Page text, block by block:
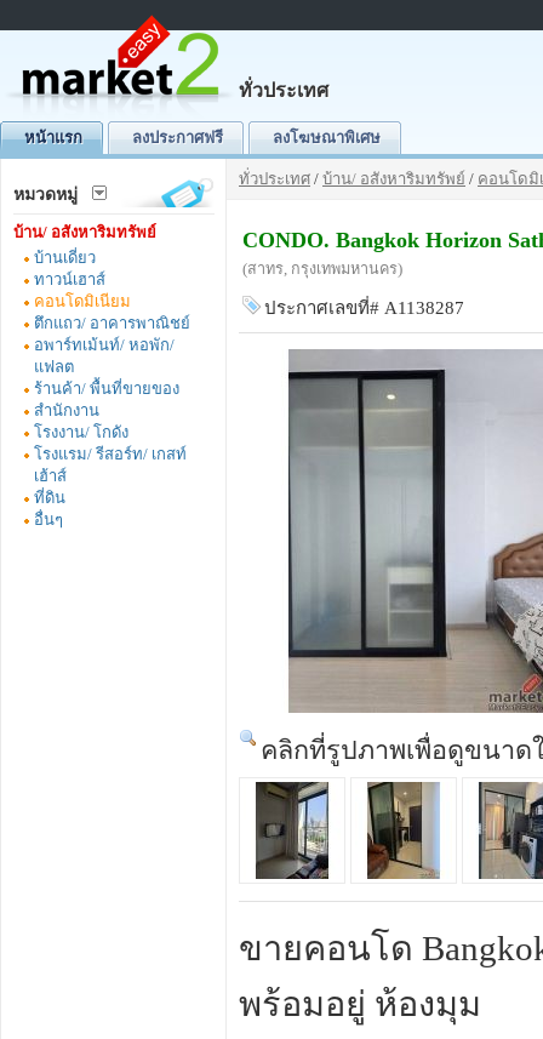
ทั่วประเทศ
หน้าแรก ลงประกาศฟรี ลงโฆษณาพิเศษ
หมวดหมู่
บ้าน/ อสังหาริมทรัพย์
บ้านเดี่ยว
ทาวน์เฮาส์
คอนโดมิเนียม
ตึกแถว/ อาคารพาณิชย์
อพาร์ทเม้นท์/ หอพัก/
แฟลต
ร้านค้า/ พื้นที่ขายของ
สำนักงาน
โรงงาน/ โกดัง
โรงแรม/ รีสอร์ท/ เกสท์
เฮ้าส์
ที่ดิน
อื่นๆ
ทั่วประเทศ / บ้าน/ อสังหาริมทรัพย์ / คอนโดมิ
CONDO. Bangkok Horizon
(สาทร, กรุงเทพมหานคร)
ประกาศเลขที่# A1138287
คลิกที่รูปภาพเพื่อดูขนาด
ขายคอนโด
พร้อมอยู่ ห้องมุม